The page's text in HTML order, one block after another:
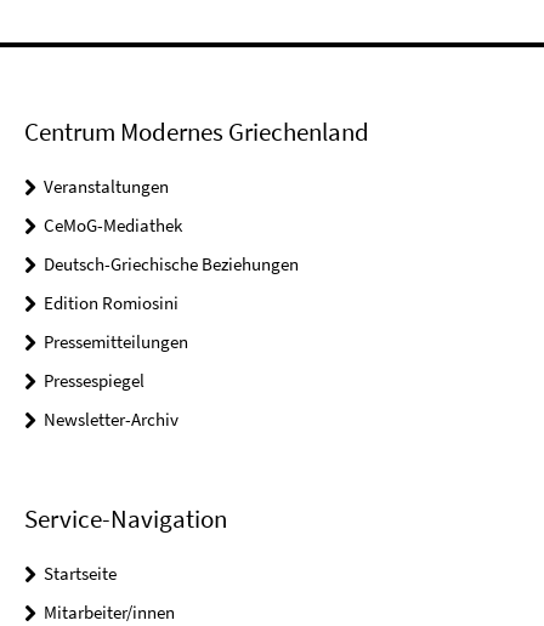
Centrum Modernes Griechenland
Veranstaltungen
CeMoG-Mediathek
Deutsch-Griechische Beziehungen
Edition Romiosini
Pressemitteilungen
Pressespiegel
Newsletter-Archiv
Service-Navigation
Startseite
Mitarbeiter/innen